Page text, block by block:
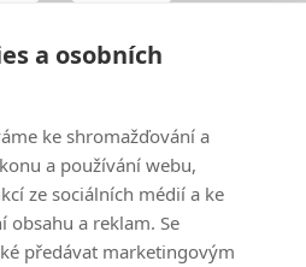
a osobních
ke shromažďování a
a používání webu,
ze sociálních médií a ke
obsahu a reklam. Se
předávat marketingovým